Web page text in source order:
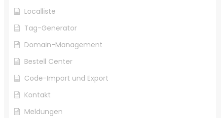
Localliste
Tag-Generator
Domain-Management
Bestell Center
Code-Import und Export
Kontakt
Meldungen